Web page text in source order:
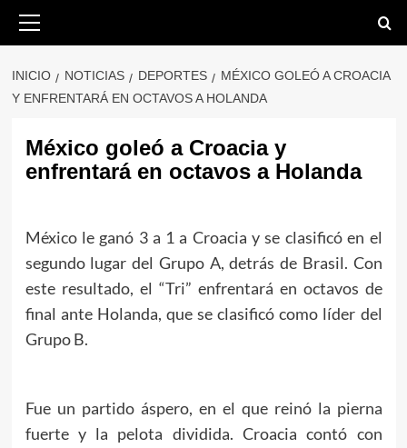
Saltar
primario
INICIO NOTICIAS DEPORTES
MÉXICO GOLEÓ A CROACIA
Y ENFRENTARÁ EN OCTAVOS A HOLANDA
México goleó a Croacia y
enfrentará en octavos a Holanda
México le ganó 3 a 1 a Croacia y se clasificó en el
segundo lugar del Grupo A, detrás de Brasil. Con
este resultado, el “Tri” enfrentará en octavos de
final ante Holanda, que se clasificó como líder del
Grupo B.
Fue un partido áspero, en el que reinó la pierna
fuerte y la pelota dividida. Croacia contó con